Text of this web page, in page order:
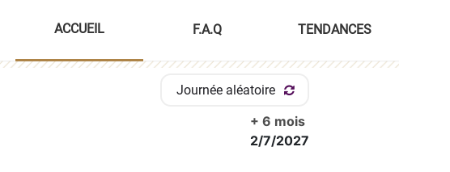
ACCUEIL F.A.Q TENDANCES
Journée aléatoire
+ 6 mois
2/7/2027